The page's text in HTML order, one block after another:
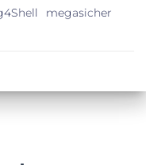
megasicher